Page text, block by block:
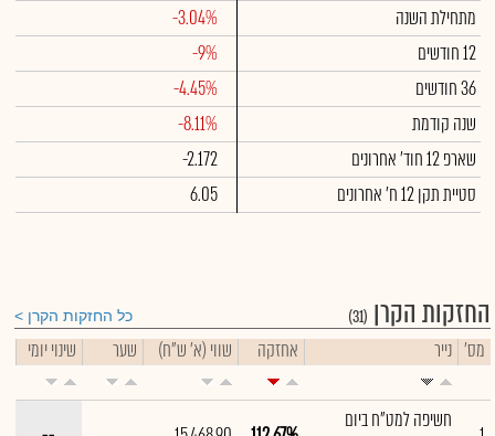
מתחילת השנה
-3.04%
12 חודשים
-9%
36 חודשים
-4.45%
שנה קודמת
-8.11%
שארפ 12 חוד' אחרונים
-2.172
סטיית תקן 12 ח' אחרונים
6.05
החזקות הקרן (31) כל החזקות הקרן
מס' נייר אחזקה שווי (א' ש"ח) שער שינוי יומי
חשיפה למט"ח ביום